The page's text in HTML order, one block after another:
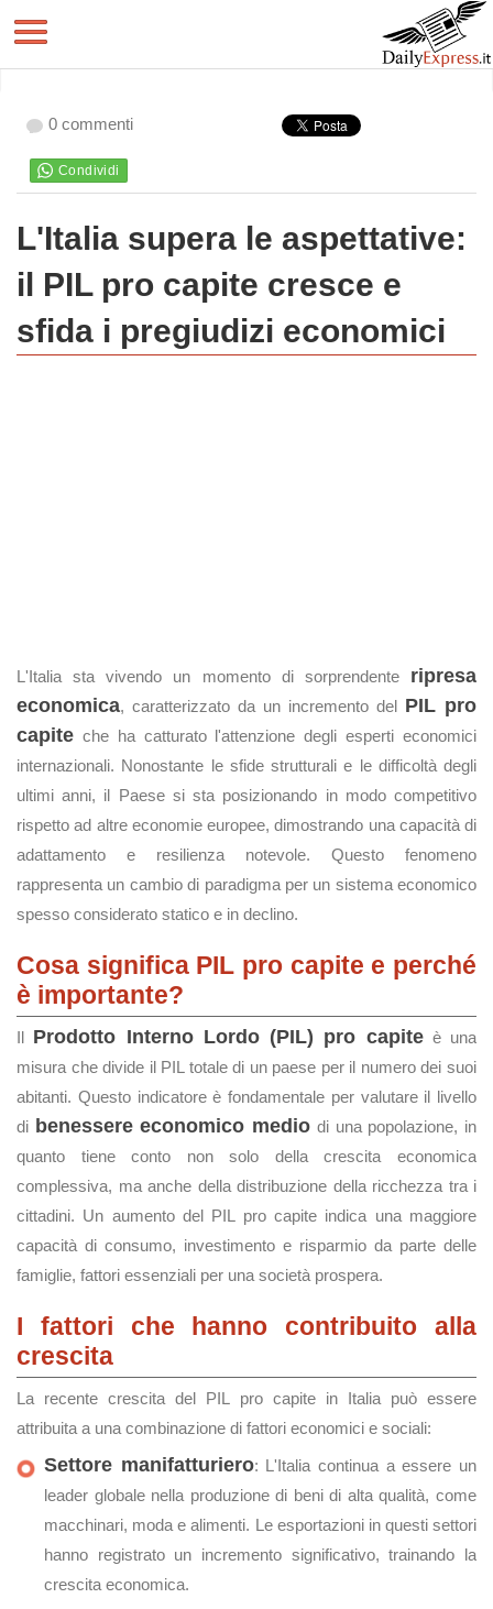
0 commenti
L'Italia supera le aspettative:
il PIL pro capite cresce e
sfida i pregiudizi economici
L'Italia sta vivendo un momento di sorprendente ripresa
economica, caratterizzato da un incremento del PIL pro
capite che ha catturato l'attenzione degli esperti economici
internazionali. Nonostante le sfide strutturali e le difficoltà degli
ultimi anni, il Paese si sta posizionando in modo competitivo
rispetto ad altre economie europee, dimostrando una capacità di
adattamento e resilienza notevole. Questo fenomeno
rappresenta un cambio di paradigma per un sistema economico
spesso considerato statico e in declino.
Cosa significa PIL pro capite e perché
è importante?
Il Prodotto Interno Lordo (PIL) pro capiteè una
misura che divide il PIL totale di un paese per il numero dei suoi
abitanti. Questo indicatore è fondamentale per valutare il livello
di benessere economico medio di una popolazione, in
quanto tiene conto non solo della crescita economica
complessiva, ma anche della distribuzione della ricchezza tra i
cittadini. Un aumento del PIL pro capite indica una maggiore
capacità di consumo, investimento e risparmio da parte delle
famiglie, fattori essenziali per una società prospera.
I fattori che hanno contribuito alla
crescita
La recente crescita del PIL pro capite in Italia può essere
attribuita a una combinazione di fattori economici e sociali:
Settore manifatturiero: L'Italia continua a essere un
leader globale nella produzione di beni di alta qualità, come
macchinari, moda e alimenti. Le esportazioni in questi settori
hanno registrato un incremento significativo, trainando la
crescita economica.